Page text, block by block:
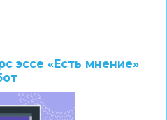
эссе «Есть мнение»